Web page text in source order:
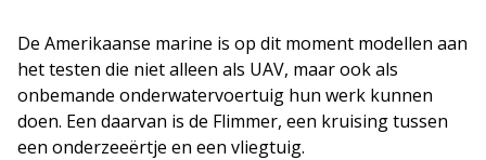
De Amerikaanse marine is op dit moment modellen aan
het testen die niet alleen als UAV, maar ook als
onbemande onderwatervoertuig hun werk kunnen
doen. Een daarvan is de Flimmer, een kruising tussen
een onderzeeërtje en een vliegtuig.